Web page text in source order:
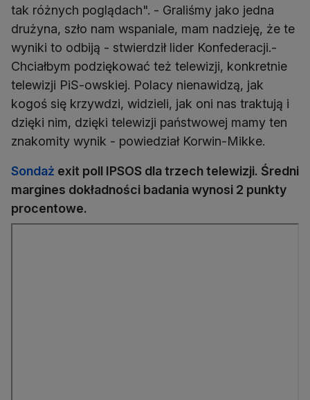
tak różnych poglądach". - Graliśmy jako jedna
drużyna, szło nam wspaniale, mam nadzieję, że te
wyniki to odbiją - stwierdził lider Konfederacji.-
Chciałbym podziękować też telewizji, konkretnie
telewizji PiS-owskiej. Polacy nienawidzą, jak
kogoś się krzywdzi, widzieli, jak oni nas traktują i
dzięki nim, dzięki telewizji państwowej mamy ten
znakomity wynik - powiedział Korwin-Mikke.
Sondaż exit poll IPSOS dla trzech telewizji. Średni
margines dokładności badania wynosi 2 punkty
procentowe.